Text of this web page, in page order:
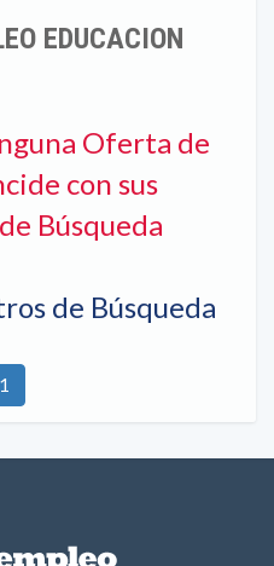
EDUCACION
Oferta de
con sus
Búsqueda
de Búsqueda
1